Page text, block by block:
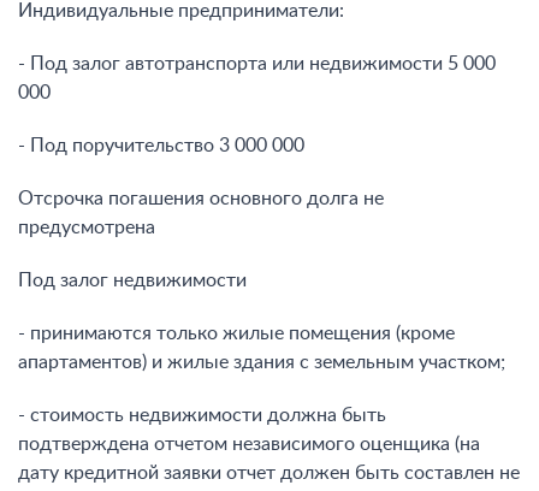
Индивидуальные предприниматели:
- Под залог автотранспорта или недвижимости 5 000
000
- Под поручительство 3 000 000
Отсрочка погашения основного долга не
предусмотрена
Под залог недвижимости
- принимаются только жилые помещения (кроме
апартаментов) и жилые здания с земельным участком;
- стоимость недвижимости должна быть
подтверждена отчетом независимого оценщика (на
дату кредитной заявки отчет должен быть составлен не